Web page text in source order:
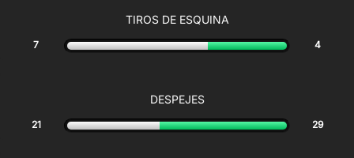
TIROS DE ESQUINA
7 4
DESPEJES
21 29